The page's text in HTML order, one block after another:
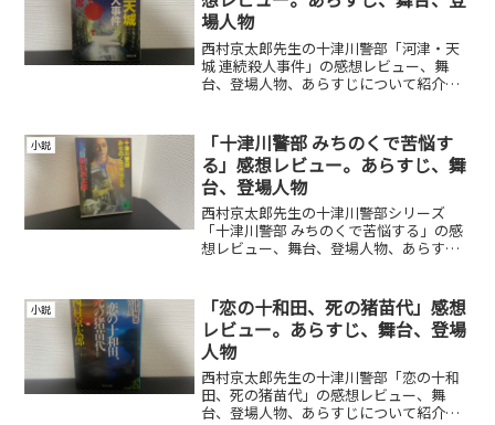
場人物
西村京太郎先生の十津川警部「河津・天
城 連続殺人事件」の感想レビュー、舞
台、登場人物、あらすじについて紹介し
小説
「十津川警部 みちのくで苦悩す
る」感想レビュー。あらすじ、舞
台、登場人物
西村京太郎先生の十津川警部シリーズ
「十津川警部 みちのくで苦悩する」の感
想レビュー、舞台、登場人物、あらすじ
小説
「恋の十和田、死の猪苗代」感想
レビュー。あらすじ、舞台、登場
人物
西村京太郎先生の十津川警部「恋の十和
田、死の猪苗代」の感想レビュー、舞
台、登場人物、あらすじについて紹介し